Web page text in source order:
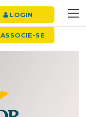
LOGIN
ASSOCIE-SE